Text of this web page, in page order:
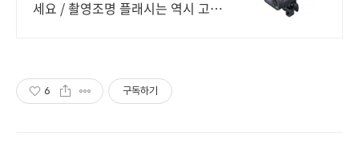
세요 / 촬영조명 플래시는 역시 고독
6 구독하기